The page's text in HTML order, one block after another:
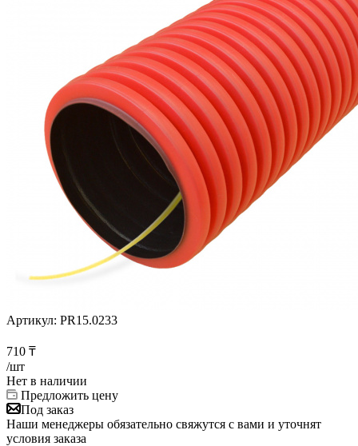
Артикул: PR15.0233
710 ₸
/шт
Нет в наличии
Предложить цену
Под заказ
Наши менеджеры обязательно свяжутся с вами и уточнят
условия заказа